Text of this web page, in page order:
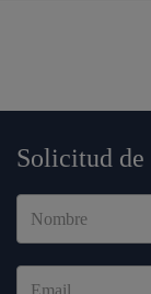
Solicitud de